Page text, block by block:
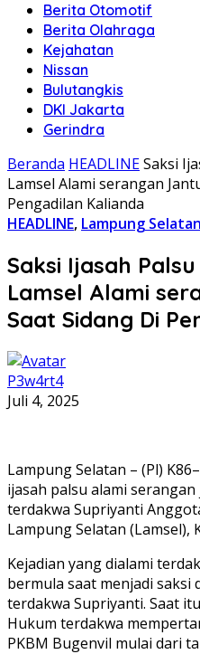
Berita Otomotif
Berita Olahraga
Kejahatan
Nissan
Bulutangkis
DKI Jakarta
Gerindra
Beranda HEADLINESaksi
Lamsel Alami serangan
Pengadilan Kalianda
HEADLINE, Lampung Selatan
Saksi Ijasah
Lamsel Alami
Saat Sidang Di
P3w4rt4
Juli 4, 2025
Lampung Selatan – (Pl)
ijasah palsu alami
terdakwa Supriyanti
Lampung Selatan (Lamsel),
Kejadian yang dialami
bermula saat menjadi saksi
terdakwa Supriyanti. Saat
Hukum terdakwa
PKBM Bugenvil mulai dari